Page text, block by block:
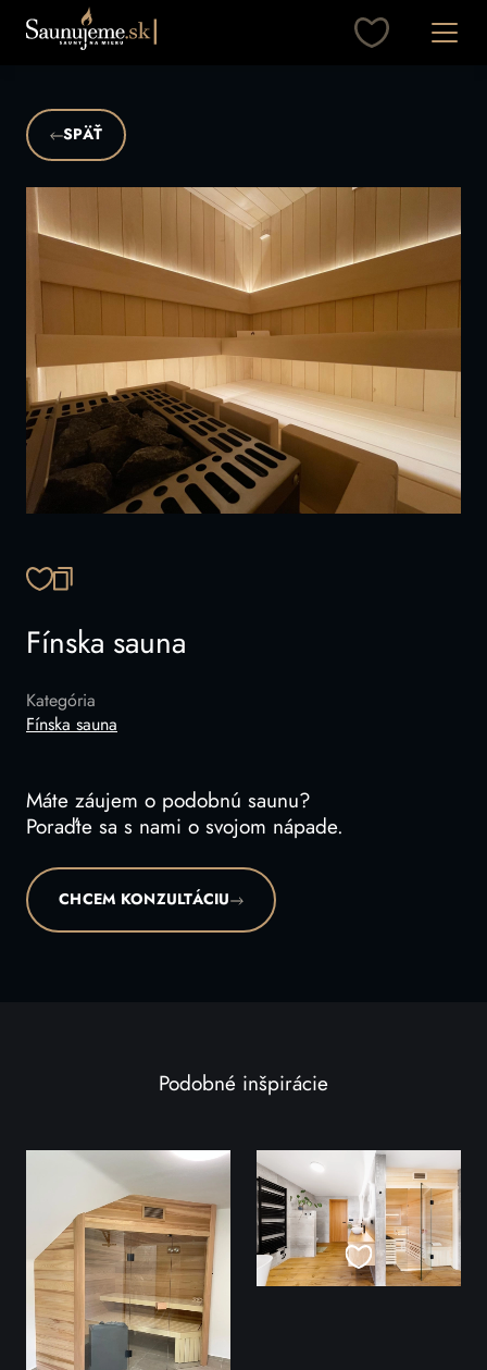
SPÄŤ
SKOPÍROVAŤ ODKAZ
Fínska sauna
Kategória
Fínska sauna
Máte záujem o podobnú saunu?
Poraďte sa s nami o svojom nápade.
CHCEM KONZULTÁCIU
Podobné inšpirácie